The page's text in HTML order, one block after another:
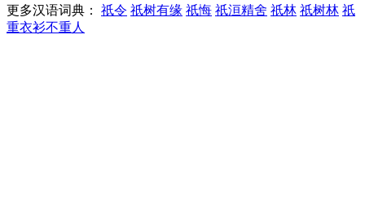
更多汉语词典： 祇令 祇树有缘 祇悔 祇洹精舍 祇林 祇树林 祇
重衣衫不重人